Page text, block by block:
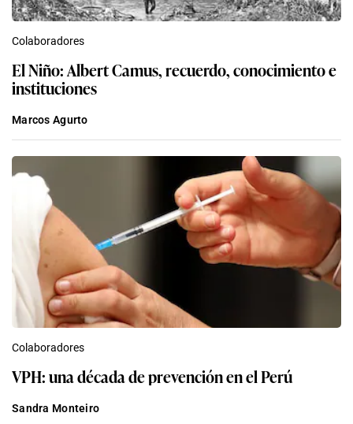
Colaboradores
El Niño: Albert Camus, recuerdo, conocimiento e
instituciones
Marcos Agurto
Colaboradores
VPH: una década de prevención en el Perú
Sandra Monteiro